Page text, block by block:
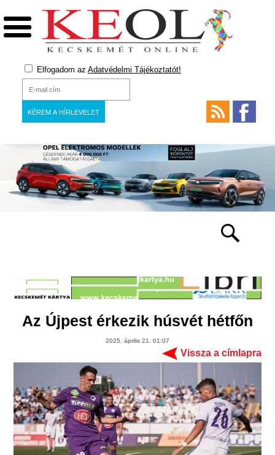
Elfogadom az Adatvédelmi Tájékoztatót!
Az Újpest érkezik húsvét hétfőn
2025. április 21. 01:07
Vissza a címlapra